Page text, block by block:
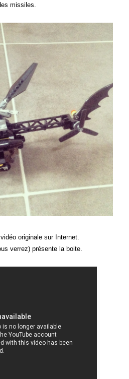
missiles.
originale sur Internet.
verrez) présente la boite.